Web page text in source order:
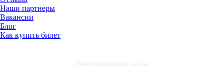
Наши партнеры
Вакансии
Блог
Как купить билет